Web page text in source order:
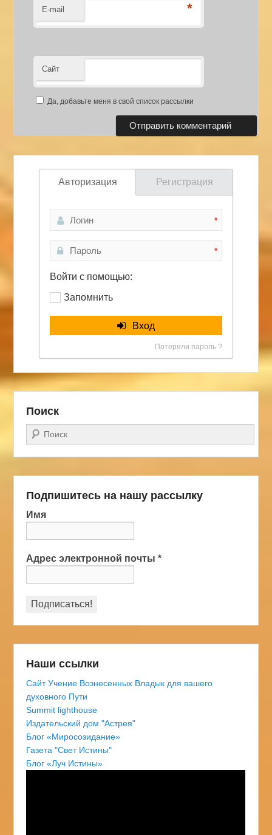
E-mail *
Сайт
Да, добавьте меня в свой список рассылки
Авторизация Регистрация
*
*
Войти с помощью:
Запомнить
Вход
Потеряли пароль ?
Поиск
Поиск
Подпишитесь на нашу рассылку
Имя
Адрес электронной почты*
Наши ссылки
Сайт Учение Вознесенных Владык для вашего
духовного Пути
Summit lighthouse
Издательский дом "Астрея"
Блог «Миросозидание»
Газета "Свет Истины"
Блог «Луч Истины»